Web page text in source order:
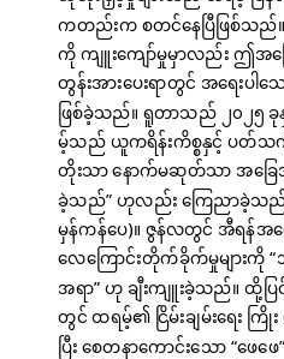
ကတည်းက စတင်နေပြီဖြစ်သည်
ကို ကျူးကျော်မှုမှာလည်း ဤအပ
တွန်းအားပေးရာတွင် အရေးပါ
ဖြစ်ခဲ့သည်။ ရူတာသည် ၂၀၂၅
မ့်သည် ယူကရိန်းကိစ္စနှင့် ပတ်သက်
တိုးသာ နောက်မဆုတ်သာ အခြေအ
ခဲ့သည်” ဟုလည်း ကြေညာခဲ့သည်။
မှန်ကန်ပေ)။ ဇွန်လတွင် အီရန်အ
လေကြောင်းတိုက်ခိုက်မှုများ
အရာ” ဟု ချီးကျူးခဲ့သည်။ ထို့
တွင် ထရမ့်၏ ငြိမ်းချမ်းရေး ကြိုး
ပြီး စေတနာကောင်းသော “ဖေဖ